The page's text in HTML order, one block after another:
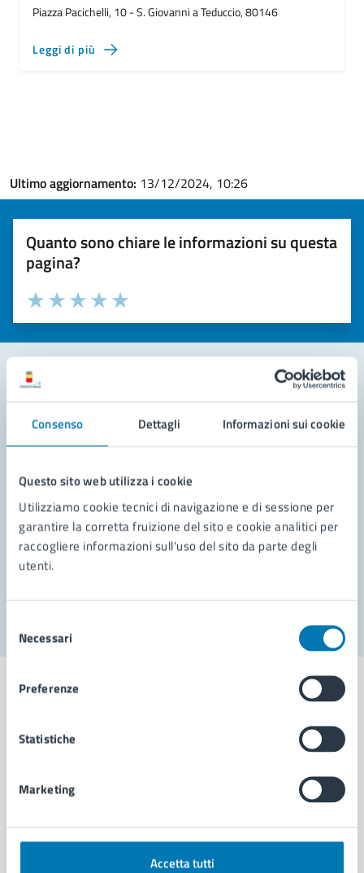
Consenso Dettagli Informazioni sui cookie
Questo sito web utilizza i cookie
Utilizziamo cookie tecnici di navigazione e di sessione per
garantire la corretta fruizione del sito e cookie analitici per
raccogliere informazioni sull'uso del sito da parte degli
utenti.
delNecessari
Preferenze
Statistiche
Marketing
Accetta tutti
Piazza Pacichelli, 10 - S. Giovanni a Teduccio, 80146
Leggi di più
Ultimo aggiornamento: 13/12/2024, 10:26
Quanto sono chiare le informazioni su questa
pagina?
Valuta la chiarezza delle informazioni (da 1 a 5 stelle)
Seleziona il numero di stelle per valutare la chiarezza delle
Valuta 5 stelle su 5
Valuta 4 stelle su 5
Valuta 3 stelle su 5
Valuta 2 stelle su 5
Valuta 1 stelle su 5
Leggi le domande frequenti
Richiedi assistenza
Prenota appuntamento
Problemi in città
Comune di Napoli
AMMINISTRAZIONE
Organi di governo